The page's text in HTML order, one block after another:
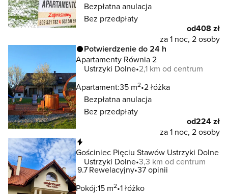
Bezpłatna anulacja
Bez przedpłaty
od408 zł
za 1 noc, 2 osoby
Potwierdzenie do 24 h
Apartamenty Równia 2
Ustrzyki Dolne 2,1 km od centrum
Apartament:35 m2 2 łóżka
Bezpłatna anulacja
Bez przedpłaty
od224 zł
za 1 noc, 2 osoby
Gościniec Pięciu Stawów Ustrzyki Dolne
Ustrzyki Dolne 3,3 km od centrum
9.7Rewelacyjny 37 opinii
Pokój:15 m2 1 łóżko